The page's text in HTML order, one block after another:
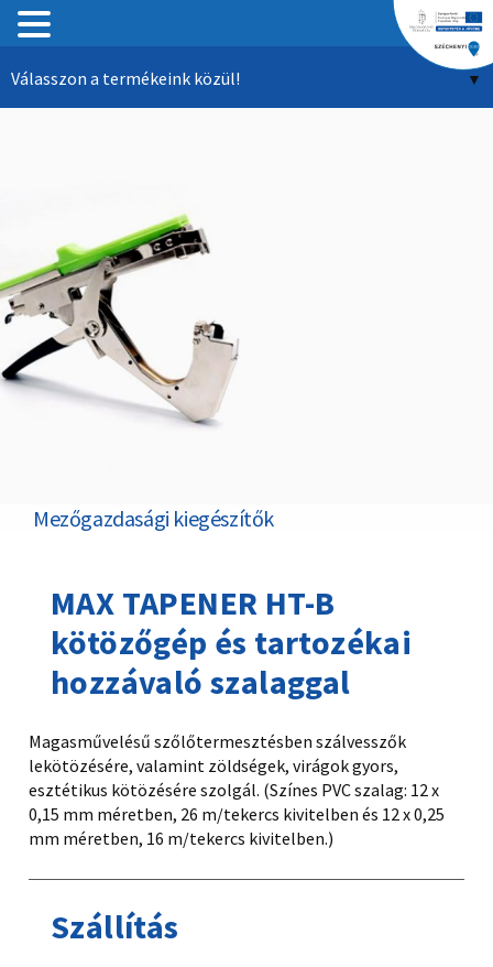
Válasszon a termékeink közül!
Mezőgazdasági kiegészítők
MAX TAPENER HT-B
kötözőgép és tartozékai
hozzávaló szalaggal
Magasművelésű szőlőtermesztésben szálvesszők
lekötözésére, valamint zöldségek, virágok gyors,
esztétikus kötözésére szolgál. (Színes PVC szalag: 12 x
0,15 mm méretben, 26 m/tekercs kivitelben és 12 x 0,25
mm méretben, 16 m/tekercs kivitelben.)
Szállítás